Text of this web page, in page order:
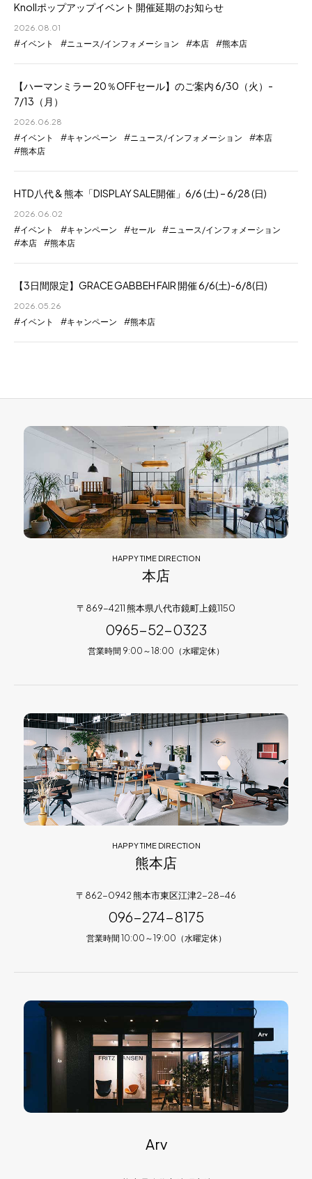
Knollポップアップイベント 開催延期のお知らせ
2026.08.01
イベント ニュース/インフォメーション 本店 熊本店
【ハーマンミラー 20％OFFセール】のご案内 6/30（火）-
7/13（月）
2026.06.28
イベント キャンペーン ニュース/インフォメーション
本店
熊本店
HTD八代 & 熊本「DISPLAY SALE開催」6/6 (土) – 6/28 (日)
2026.06.02
イベント キャンペーン セール
ニュース/インフォメーション
本店
熊本店
【3日間限定】GRACE GABBEH FAIR 開催 6/6(土)-6/8(日)
2026.05.26
イベント キャンペーン 熊本店
HAPPY TIME DIRECTION
本店
〒869-4211 熊本県八代市鏡町上鏡1150
0965-52-0323
営業時間 9:00～18:00（水曜定休）
HAPPY TIME DIRECTION
熊本店
〒862-0942 熊本市東区江津2-28-46
096-274-8175
営業時間 10:00～19:00（水曜定休）
Arv